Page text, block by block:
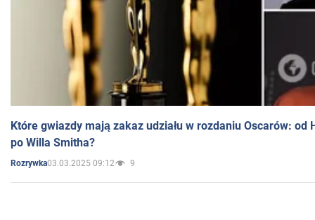
Które gwiazdy mają zakaz udziału w rozdaniu Oscarów: od
po Willa Smitha?
Rozrywka03.03.2025 09:12 9